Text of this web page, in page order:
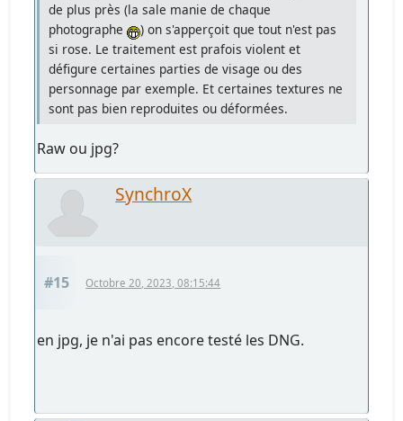
de plus près (la sale manie de chaque
photographe
) on s'apperçoit que tout n'est pas
si rose. Le traitement est prafois violent et
défigure certaines parties de visage ou des
personnage par exemple. Et certaines textures ne
sont pas bien reproduites ou déformées.
Raw ou jpg?
SynchroX
#15 Octobre 20, 2023, 08:15:44
en jpg, je n'ai pas encore testé les DNG.